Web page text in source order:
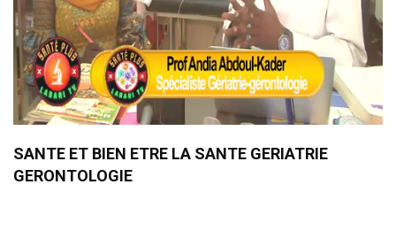
SANTE ET BIEN ETRE LA SANTE GERIATRIE
GERONTOLOGIE